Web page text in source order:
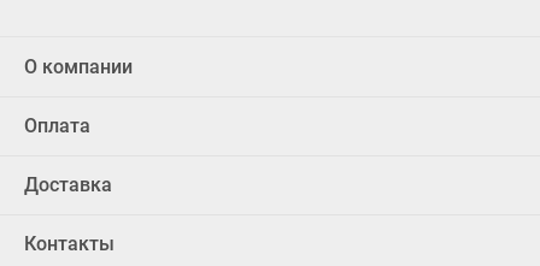
О компании
Оплата
Доставка
Контакты